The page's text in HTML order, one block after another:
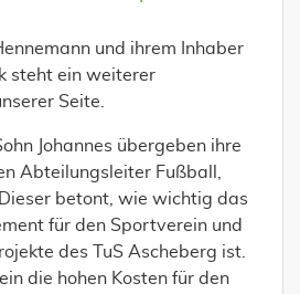
und ihrem Inhaber
steht ein weiterer
Seite.
Johannes übergeben ihre
Abteilungsleiter Fußball,
betont, wie wichtig das
für den Sportverein und
des TuS Ascheberg ist.
die hohen Kosten für den